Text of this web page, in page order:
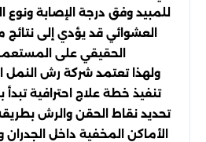
للمبيد وفق درجة الإصابة ونوع
العشوائي قد يؤدي إلى
الحقيقي على
ولهذا تعتمد شركة رش النمل
تنفيذ خطة علاج احترافية
تحديد نقاط الحقن والرش
الأماكن المخفية داخل